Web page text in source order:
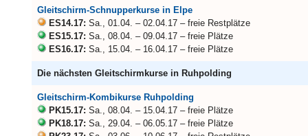
Gleitschirm-Schnupperkurse in Elpe
ES14.17: Sa., 01.04. – 02.04.17 – freie Restplätze
ES15.17: Sa., 08.04. – 09.04.17 – freie Plätze
ES16.17: Sa., 15.04. – 16.04.17 – freie Plätze
Die nächsten Gleitschirmkurse in Ruhpolding
Gleitschirm-Kombikurse Ruhpolding
PK15.17: Sa., 08.04. – 15.04.17 – freie Plätze
PK18.17: Sa., 29.04. – 06.05.17 – freie Plätze